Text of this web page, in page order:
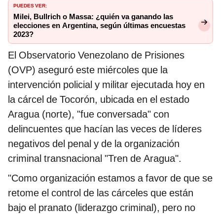
PUEDES VER:
Milei, Bullrich o Massa: ¿quién va ganando las
elecciones en Argentina, según últimas encuestas
2023?
El Observatorio Venezolano de Prisiones
(OVP) aseguró este miércoles que la
intervención policial y militar ejecutada hoy en
la cárcel de Tocorón, ubicada en el estado
Aragua (norte), "fue conversada" con
delincuentes que hacían las veces de líderes
negativos del penal y de la organización
criminal transnacional "Tren de Aragua".
"Como organización estamos a favor de que se
retome el control de las cárceles que están
bajo el pranato (liderazgo criminal), pero no